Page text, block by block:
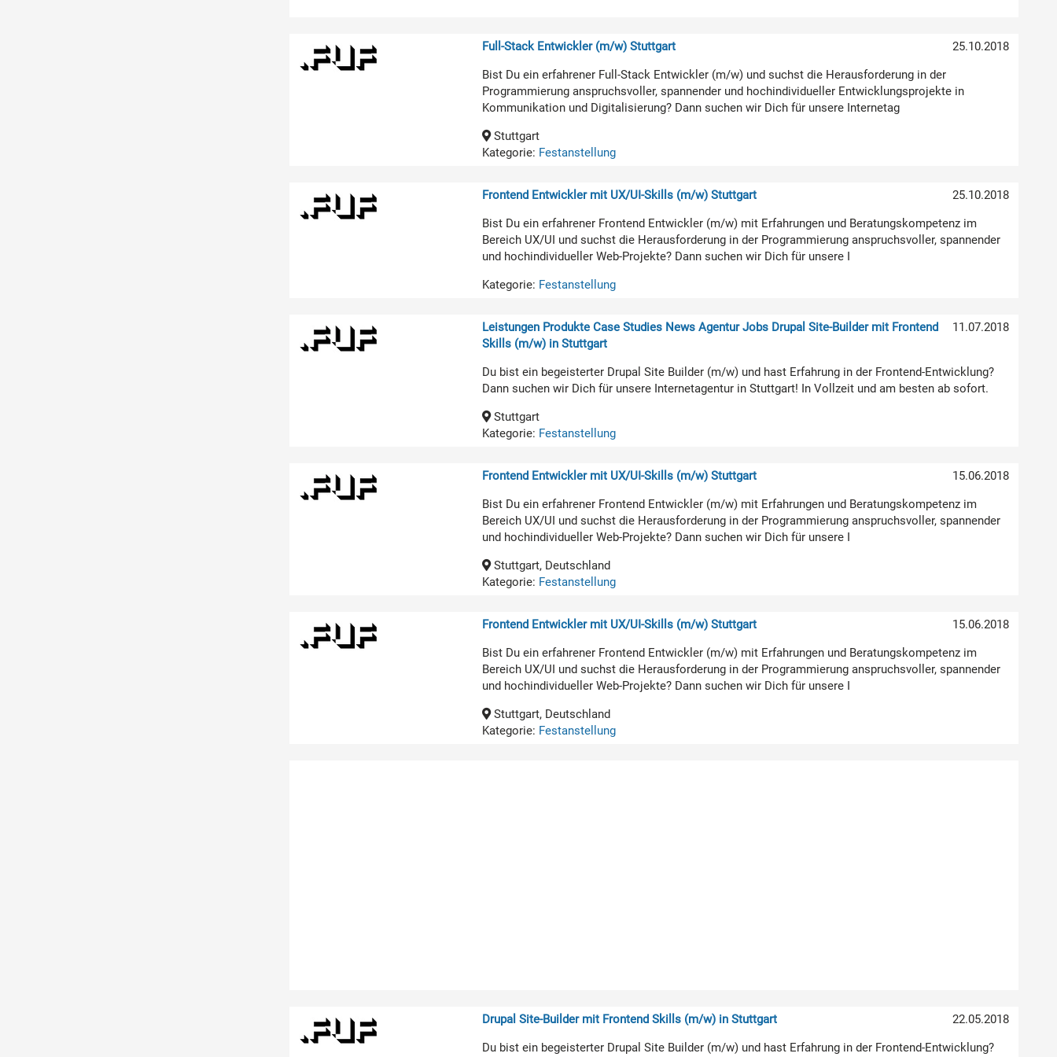
25.10.2018
Full-Stack Entwickler (m/w) Stuttgart
Bist Du ein erfahrener Full-Stack Entwickler (m/w) und suchst die Herausforderung in der
Programmierung anspruchsvoller, spannender und hochindividueller Entwicklungsprojekte in
Kommunikation und Digitalisierung? Dann suchen wir Dich für unsere Internetag
Stuttgart
Kategorie: Festanstellung
25.10.2018
Frontend Entwickler mit UX/UI-Skills (m/w) Stuttgart
Bist Du ein erfahrener Frontend Entwickler (m/w) mit Erfahrungen und Beratungskompetenz im
Bereich UX/UI und suchst die Herausforderung in der Programmierung anspruchsvoller, spannender
und hochindividueller Web-Projekte? Dann suchen wir Dich für unsere I
Kategorie: Festanstellung
11.07.2018
Leistungen Produkte Case Studies News Agentur Jobs Drupal Site-Builder mit Frontend
Skills (m/w) in Stuttgart
Du bist ein begeisterter Drupal Site Builder (m/w) und hast Erfahrung in der Frontend-Entwicklung?
Dann suchen wir Dich für unsere Internetagentur in Stuttgart! In Vollzeit und am besten ab sofort.
Stuttgart
Kategorie: Festanstellung
15.06.2018
Frontend Entwickler mit UX/UI-Skills (m/w) Stuttgart
Bist Du ein erfahrener Frontend Entwickler (m/w) mit Erfahrungen und Beratungskompetenz im
Bereich UX/UI und suchst die Herausforderung in der Programmierung anspruchsvoller, spannender
und hochindividueller Web-Projekte? Dann suchen wir Dich für unsere I
Stuttgart, Deutschland
Kategorie: Festanstellung
15.06.2018
Frontend Entwickler mit UX/UI-Skills (m/w) Stuttgart
Bist Du ein erfahrener Frontend Entwickler (m/w) mit Erfahrungen und Beratungskompetenz im
Bereich UX/UI und suchst die Herausforderung in der Programmierung anspruchsvoller, spannender
und hochindividueller Web-Projekte? Dann suchen wir Dich für unsere I
Stuttgart, Deutschland
Kategorie: Festanstellung
22.05.2018
Drupal Site-Builder mit Frontend Skills (m/w) in Stuttgart
Du bist ein begeisterter Drupal Site Builder (m/w) und hast Erfahrung in der Frontend-Entwicklung?